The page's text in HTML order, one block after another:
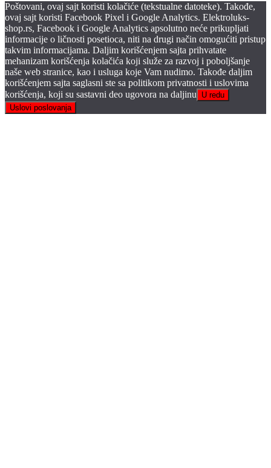
Poštovani, ovaj sajt koristi kolačiće (tekstualne datoteke). Takođe,
ovaj sajt koristi Facebook Pixel i Google Analytics. Elektroluks-
shop.rs, Facebook i Google Analytics apsolutno neće prikupljati
informacije o ličnosti posetioca, niti na drugi način omogućiti pristup
takvim informacijama. Daljim korišćenjem sajta prihvatate
mehanizam korišćenja kolačića koji služe za razvoj i poboljšanje
naše web stranice, kao i usluga koje Vam nudimo. Takođe daljim
korišćenjem sajta saglasni ste sa politikom privatnosti i uslovima
korišćenja, koji su sastavni deo ugovora na daljinu
U redu
Uslovi poslovanja